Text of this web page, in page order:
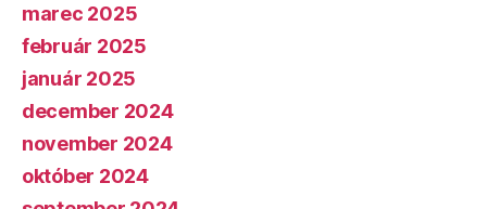
marec 2025
február 2025
január 2025
december 2024
november 2024
október 2024